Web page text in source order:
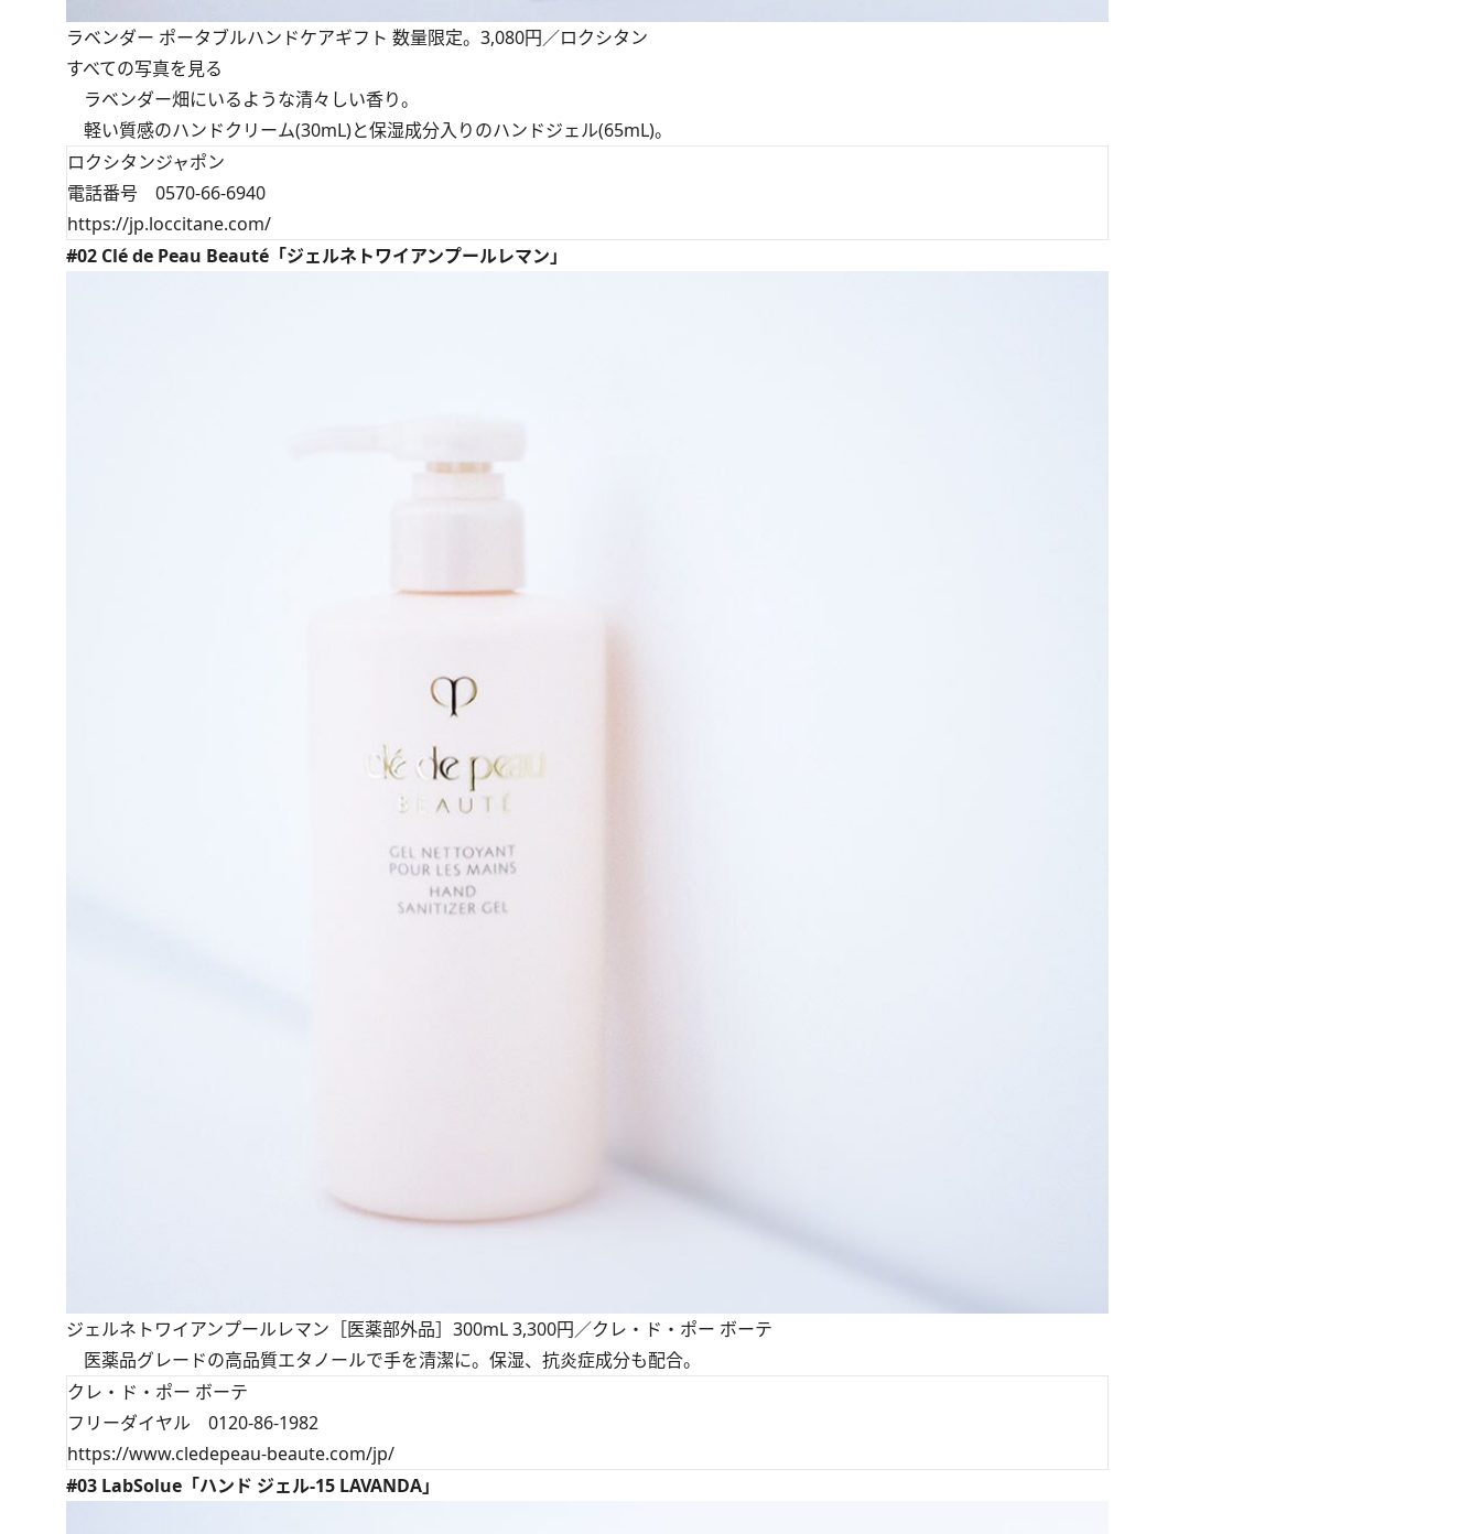
ラベンダー ポータブルハンドケアギフト 数量限定。3,080円／ロクシタン
すべての写真を見る
ラベンダー畑にいるような清々しい香り。
軽い質感のハンドクリーム(30mL)と保湿成分入りのハンドジェル(65mL)。
ロクシタンジャポン
電話番号 0570-66-6940
https://jp.loccitane.com/
#02 Clé de Peau Beauté「ジェルネトワイアンプールレマン」
ジェルネトワイアンプールレマン［医薬部外品］300mL 3,300円／クレ・ド・ポー ボーテ
医薬品グレードの高品質エタノールで手を清潔に。保湿、抗炎症成分も配合。
クレ・ド・ポー ボーテ
フリーダイヤル 0120-86-1982
https://www.cledepeau-beaute.com/jp/
#03 LabSolue「ハンド ジェル-15 LAVANDA」